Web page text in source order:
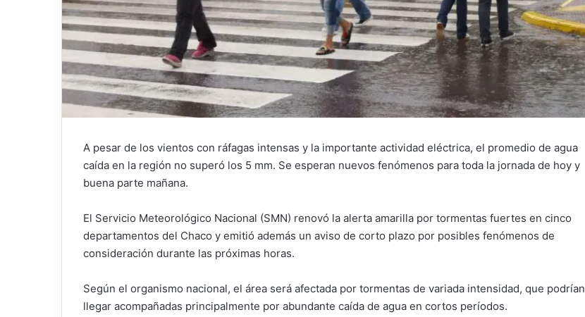
A pesar de los vientos con ráfagas intensas y la importante actividad eléctrica, el promedio de agua
caída en la región no superó los 5 mm. Se esperan nuevos fenómenos para toda la jornada de hoy y
buena parte mañana.
El Servicio Meteorológico Nacional (SMN) renovó la alerta amarilla por tormentas fuertes en cinco
departamentos del Chaco y emitió además un aviso de corto plazo por posibles fenómenos de
consideración durante las próximas horas.
Según el organismo nacional, el área será afectada por tormentas de variada intensidad, que podrían
llegar acompañadas principalmente por abundante caída de agua en cortos períodos.